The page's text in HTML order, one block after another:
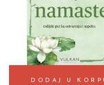
DODAJ U